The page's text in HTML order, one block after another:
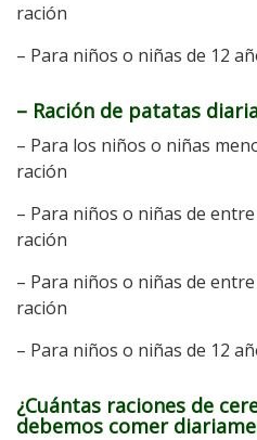
ración
– Para niños o niñas de 12
– Ración de patatas
– Para los niños o niñas
ración
– Para niños o niñas de
ración
– Para niños o niñas de
ración
– Para niños o niñas de 12
¿Cuántas raciones de
debemos comer